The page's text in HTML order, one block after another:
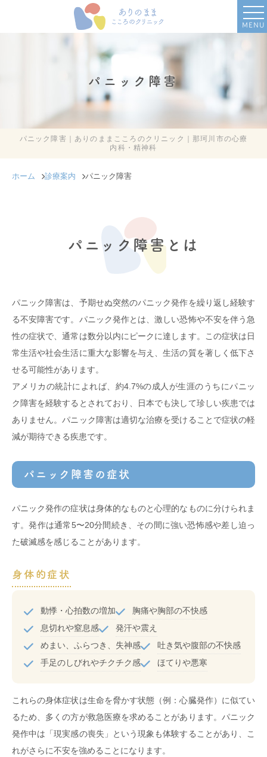
MENU
パニック障害
パニック障害｜ありのままこころのクリニック｜那珂川市の心療
内科・精神科
ホーム 診療案内 パニック障害
パニック障害とは
パニック障害は、予期せぬ突然のパニック発作を繰り返し経験す
る不安障害です。パニック発作とは、激しい恐怖や不安を伴う急
性の症状で、通常は数分以内にピークに達します。この症状は日
常生活や社会生活に重大な影響を与え、生活の質を著しく低下さ
せる可能性があります。
アメリカの統計によれば、約4.7%の成人が生涯のうちにパニッ
ク障害を経験するとされており、日本でも決して珍しい疾患では
ありません。パニック障害は適切な治療を受けることで症状の軽
減が期待できる疾患です。
パニック障害の症状
パニック発作の症状は身体的なものと心理的なものに分けられま
す。発作は通常5〜20分間続き、その間に強い恐怖感や差し迫っ
た破滅感を感じることがあります。
身体的症状
動悸・心拍数の増加
胸痛や胸部の不快感
息切れや窒息感
発汗や震え
めまい、ふらつき、失神感
吐き気や腹部の不快感
手足のしびれやチクチク感
ほてりや悪寒
これらの身体症状は生命を脅かす状態（例：心臓発作）に似てい
るため、多くの方が救急医療を求めることがあります。パニック
発作中は「現実感の喪失」という現象も体験することがあり、こ
れがさらに不安を強めることになります。